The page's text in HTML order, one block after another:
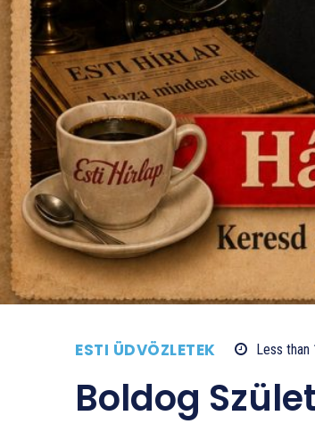
ESTI ÜDVÖZLETEK Less than
Boldog